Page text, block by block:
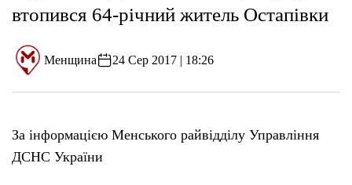
втопився 64-річний житель Остапівки
Менщина 24 Сер 2017 | 18:26
За інформацією Менського райвідділу Управління
ДСНС України